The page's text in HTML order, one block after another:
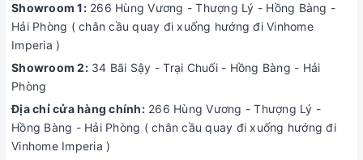
Showroom 1:266 Hùng Vương - Thượng Lý - Hồng Bàng -
Hải Phòng ( chân cầu quay đi xuống hướng đi Vinhome
Imperia )
Showroom 2:34 Bãi Sậy - Trại Chuối - Hồng Bàng - Hải
Phòng
Địa chỉ cửa hàng chính:266 Hùng Vương - Thượng Lý -
Hồng Bàng - Hải Phòng ( chân cầu quay đi xuống hướng đi
Vinhome Imperia )